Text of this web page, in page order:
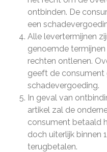
ontbinden. De
een
Alle levertermijnen
genoemde
rechten ontlenen.
geeft de consument
schadevergoeding.
In geval van
artikel zal de
consument betaald
doch uiterlijk binnen
terugbetalen.